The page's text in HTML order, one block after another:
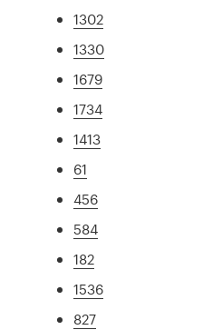
1302
1330
1679
1734
1413
61
456
584
182
1536
827